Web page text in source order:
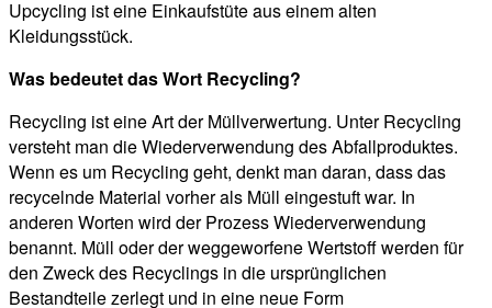
Upcycling ist eine Einkaufstüte aus einem alten
Kleidungsstück.
Was bedeutet das Wort Recycling?
Recycling ist eine Art der Müllverwertung. Unter Recycling
versteht man die Wiederverwendung des Abfallproduktes.
Wenn es um Recycling geht, denkt man daran, dass das
recycelnde Material vorher als Müll eingestuft war. In
anderen Worten wird der Prozess Wiederverwendung
benannt. Müll oder der weggeworfene Wertstoff werden für
den Zweck des Recyclings in die ursprünglichen
Bestandteile zerlegt und in eine neue Form